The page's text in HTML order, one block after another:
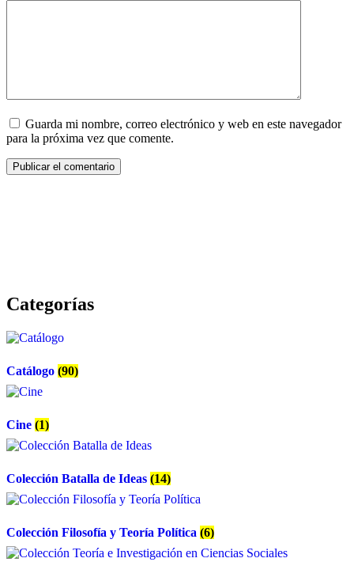
Guarda mi nombre, correo electrónico y web en este navegador
para la próxima vez que comente.
Categorías
Catálogo (90)
Cine (1)
Colección Batalla de Ideas (14)
Colección Filosofía y Teoría Política (6)